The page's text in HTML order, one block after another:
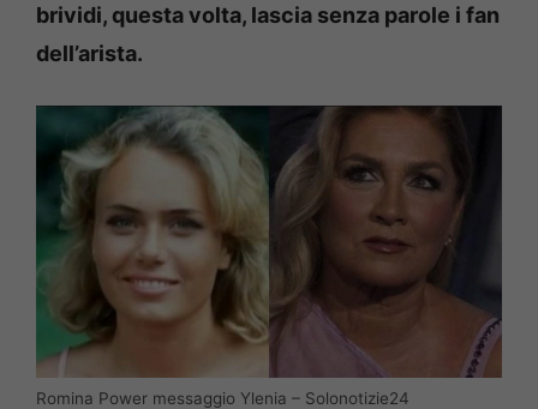
brividi, questa volta, lascia senza parole i fan
dell’arista.
Romina Power messaggio Ylenia – Solonotizie24